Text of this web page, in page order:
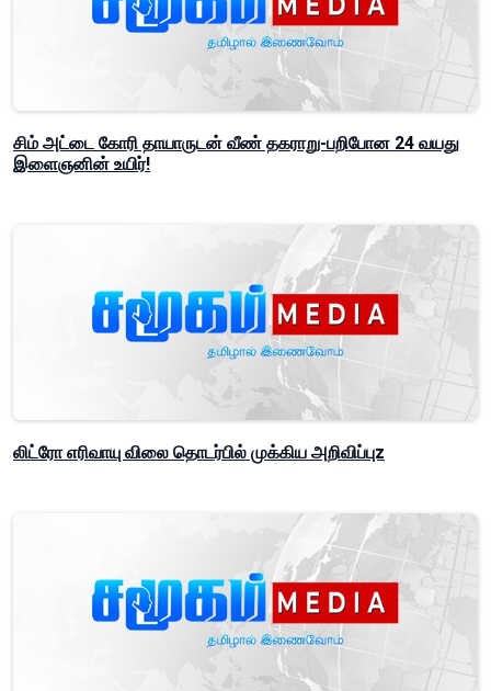
சிம் அட்டை கோரி தாயாருடன் வீண் தகராறு-பறிபோன 24 வயது
இளைஞனின் உயிர்!
லிட்ரோ எரிவாயு விலை தொடர்பில் முக்கிய அறிவிப்புz